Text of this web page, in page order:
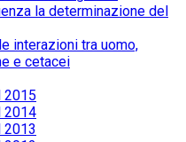
la determinazione del
interazioni tra uomo,
e cetacei
2015
2014
2013